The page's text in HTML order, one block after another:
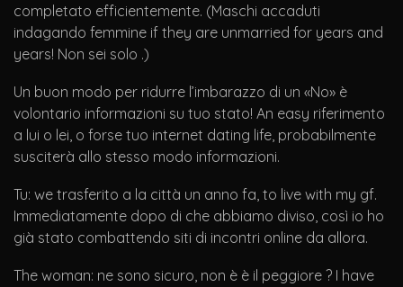
completato efficientemente. (Maschi accaduti
indagando femmine if they are unmarried for years and
years! Non sei solo .)
Un buon modo per ridurre l’imbarazzo di un «No» è
volontario informazioni su tuo stato! An easy riferimento
a lui o lei, o forse tuo internet dating life, probabilmente
susciterà allo stesso modo informazioni.
Tu: we trasferito a la città un anno fa, to live with my gf.
Immediatamente dopo di che abbiamo diviso, così io ho
già stato combattendo siti di incontri online da allora.
The woman: ne sono sicuro, non è è il peggiore ? I have